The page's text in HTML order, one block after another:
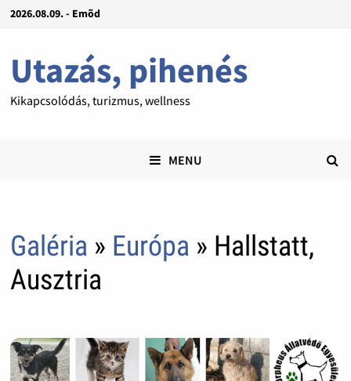
2026.08.09. - Emõd
Utazás, pihenés
Kikapcsolódás, turizmus, wellness
MENU
Galéria » Európa » Hallstatt,
Ausztria